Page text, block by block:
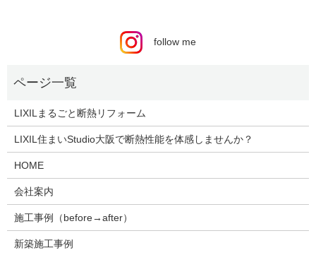
follow me
LIXILまるごと断熱リフォーム
LIXIL住まいStudio大阪で断熱性能を体感しませんか？
HOME
会社案内
施工事例（before→after）
新築施工事例